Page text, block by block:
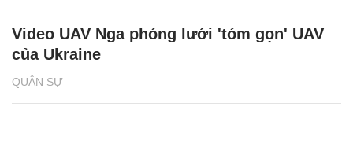
QUÂN SỰ
Video UAV Nga phóng lưới 'tóm gọn' UAV
của Ukraine